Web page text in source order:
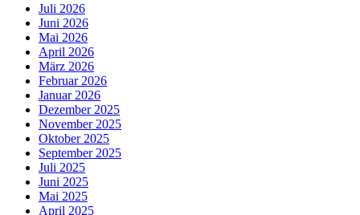
Juli 2026
Juni 2026
Mai 2026
April 2026
März 2026
Februar 2026
Januar 2026
Dezember 2025
November 2025
Oktober 2025
September 2025
Juli 2025
Juni 2025
Mai 2025
April 2025